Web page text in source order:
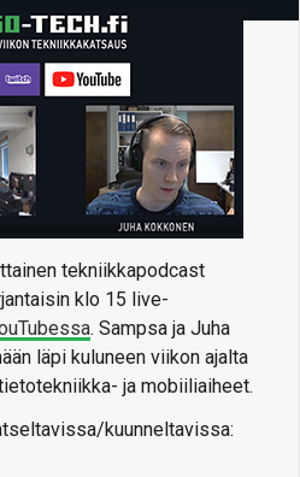
tekniikkapodcast
klo 15 live-
. Sampsa ja Juha
läpi kuluneen viikon ajalta
ja mobiiliaiheet.
kuunneltavissa: